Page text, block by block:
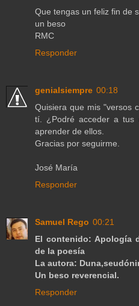
Que tengas un feliz fin de
un beso
RMC
Responder
genialsiempre 00:18
Quisiera que mis "versos
tí. ¿Podré acceder a tus
aprender de ellos.
Gracias por seguirme.
José María
Responder
Samuel Rego 00:21
El contenido: Apología
de la poesía
La autora:
Un beso reverencial.
Responder